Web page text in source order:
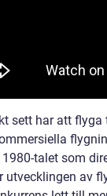
sett har att flyga
talet som
utvecklingen av